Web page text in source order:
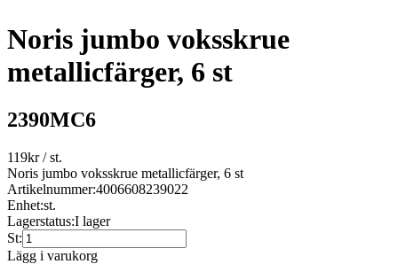
Noris jumbo voksskrue
metallicfärger, 6 st
2390MC6
119kr/ st.
Noris jumbo voksskrue metallicfärger, 6 st
Artikelnummer:4006608239022
Enhet:st.
Lagerstatus:I lager
St:
Lägg i varukorg